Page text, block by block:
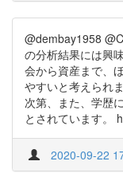
@dembay1958
の分析結果には興
会から資産まで、
やすいと考えられ
次第、また、学歴
とされています。
2020-09-22